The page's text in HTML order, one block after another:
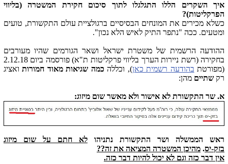
איך השקרים הללו התגלגלו לתוך סיכום חקירת המשטרה (בליווי
הפרקליטות)?
כשלא מכירים את המונחים הבסיסיים ברגולציית עולם התקשורת, טועים
ומטעים. ככה "נתפר התיק לאיש הלא נכון".
ההודעה הרשמית של משטרת ישראל ושאר הגורמים שהיו מעורבים
בחקירה (רשת ניירות הערך בליווי פרקליטות ת"א) פורסמה ביום 2.12.18
(מפורטת בהודעה רשמית כאן), וכללה כמה שגיאות מאוד חמורותואציג
רק שתיים מהן:
א. שר התקשורת לא אישור ולא מאשר שום מיזוג:
ראש הממשלה ושר התקשורת נתניהו לא חתם על שום מיזוג
בזק-יס. מהיכן המשטרה המציאה את זה??
אין דבר כזה וגם לא יכול להיות דבר כזה.